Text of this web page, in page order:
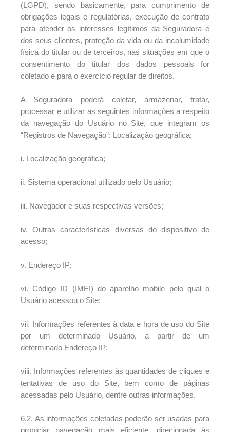
(LGPD), sendo basicamente, para cumprimento de
obrigações legais e regulatórias, execução de contrato
para atender os interesses legítimos da Seguradora e
dos seus clientes, proteção da vida ou da incolumidade
física do titular ou de terceiros, nas situações em que o
consentimento do titular dos dados pessoais for
coletado e para o exercício regular de direitos.
A Seguradora poderá coletar, armazenar, tratar,
processar e utilizar as seguintes informações a respeito
da navegação do Usuário no Site, que integram os
“Registros de Navegação”: Localização geográfica;
i. Localização geográfica;
ii. Sistema operacional utilizado pelo Usuário;
iii. Navegador e suas respectivas versões;
iv. Outras características diversas do dispositivo de
acesso;
v. Endereço IP;
vi. Código ID (IMEI) do aparelho mobile pelo qual o
Usuário acessou o Site;
vii. Informações referentes à data e hora de uso do Site
por um determinado Usuário, a partir de um
determinado Endereço IP;
viii. Informações referentes às quantidades de cliques e
tentativas de uso do Site, bem como de páginas
acessadas pelo Usuário, dentre outras informações.
6.2. As informações coletadas poderão ser usadas para
propiciar navegação mais eficiente, direcionada às